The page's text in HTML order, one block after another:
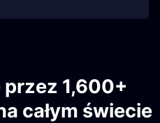
przez 1,600+
całym świecie